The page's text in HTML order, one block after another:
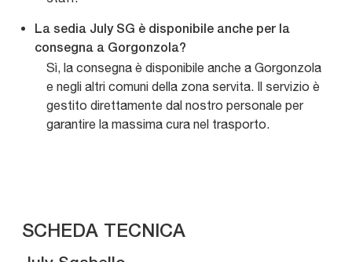
La sedia July SG è disponibile anche per la
consegna a Gorgonzola?
Sì, la consegna è disponibile anche a Gorgonzola
e negli altri comuni della zona servita. Il servizio è
gestito direttamente dal nostro personale per
garantire la massima cura nel trasporto.
SCHEDA TECNICA